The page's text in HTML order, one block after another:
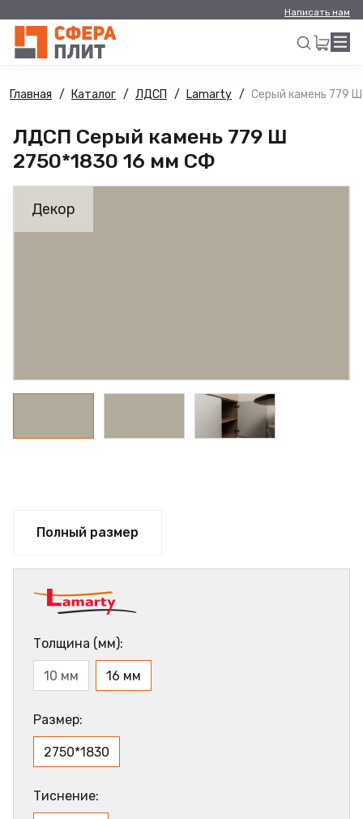
Написать нам
Искать
Главная Каталог ЛДСП Lamarty Серый камень 779
ЛДСП Серый камень 779 Ш
2750*1830 16 мм СФ
Декор
Полный размер
Толщина (мм):
10 мм 16 мм
Размер:
2750*1830
Тиснение: